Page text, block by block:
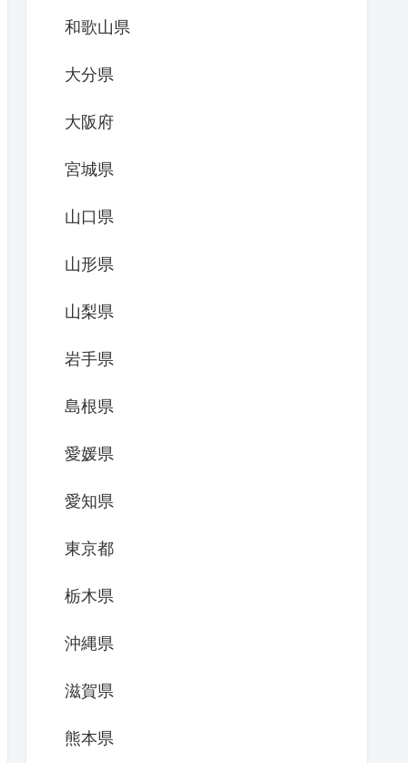
和歌山県
大分県
大阪府
宮城県
山口県
山形県
山梨県
岩手県
島根県
愛媛県
愛知県
東京都
栃木県
沖縄県
滋賀県
熊本県